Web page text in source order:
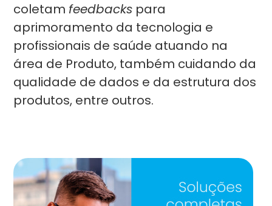
coletam feedbacks para
aprimoramento da tecnologia e
profissionais de saúde atuando na
área de Produto, também cuidando da
qualidade de dados e da estrutura dos
produtos, entre outros.